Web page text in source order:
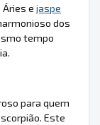
e jaspe
dos
tempo
para quem
Este